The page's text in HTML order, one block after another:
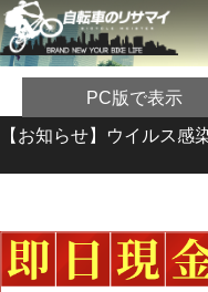
PC版で表示
【お知らせ】ウイルス感